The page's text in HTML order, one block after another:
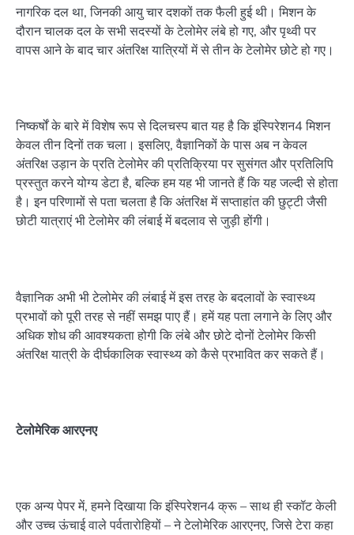
नागरिक दल था, जिनकी आयु चार दशकों तक फैली हुई थी। मिशन के
दौरान चालक दल के सभी सदस्यों के टेलोमेर लंबे हो गए, और पृथ्वी पर
वापस आने के बाद चार अंतरिक्ष यात्रियों में से तीन के टेलोमेर छोटे हो गए।
निष्कर्षों के बारे में विशेष रूप से दिलचस्प बात यह है कि इंस्पिरेशन4 मिशन
केवल तीन दिनों तक चला। इसलिए, वैज्ञानिकों के पास अब न केवल
अंतरिक्ष उड़ान के प्रति टेलोमेर की प्रतिक्रिया पर सुसंगत और प्रतिलिपि
प्रस्तुत करने योग्य डेटा है, बल्कि हम यह भी जानते हैं कि यह जल्दी से होता
है। इन परिणामों से पता चलता है कि अंतरिक्ष में सप्ताहांत की छुट्टी जैसी
छोटी यात्राएं भी टेलोमेर की लंबाई में बदलाव से जुड़ी होंगी।
वैज्ञानिक अभी भी टेलोमेर की लंबाई में इस तरह के बदलावों के स्वास्थ्य
प्रभावों को पूरी तरह से नहीं समझ पाए हैं। हमें यह पता लगाने के लिए और
अधिक शोध की आवश्यकता होगी कि लंबे और छोटे दोनों टेलोमेर किसी
अंतरिक्ष यात्री के दीर्घकालिक स्वास्थ्य को कैसे प्रभावित कर सकते हैं।
टेलोमेरिक आरएनए
एक अन्य पेपर में, हमने दिखाया कि इंस्पिरेशन4 क्रू – साथ ही स्कॉट केली
और उच्च ऊंचाई वाले पर्वतारोहियों – ने टेलोमेरिक आरएनए, जिसे टेरा कहा